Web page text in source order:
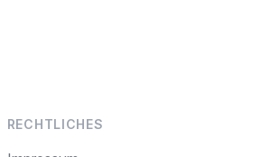
RECHTLICHES